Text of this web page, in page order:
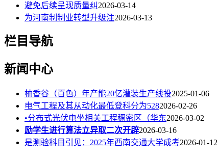
避免后续呈现质量纠 2026-03-14
为河南制制业转型升级注2026-03-13
栏目导航
新闻中心
柚香谷（百色）年产能20亿灌装生产线投2025-01-06
电气工程及其从动化最低登科分为5282026-02-26
•分布式光伏电坐相关工程稠密区（华东2026-03-02
励学生进行算法立异取二次开辟2026-03-16
是测验科目引见：2025年西南交通大学成考2026-01-12